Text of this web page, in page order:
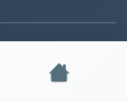
© 2026 JoomApp. تمامی حقوق محفوظ است.